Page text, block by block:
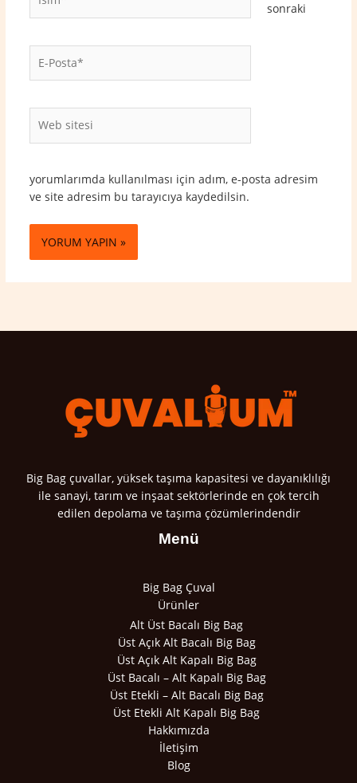
Posta*
sitesi
sonraki
yorumlarımda kullanılması için adım, e-posta adresim
ve site adresim bu tarayıcıya kaydedilsin.
Big Bag çuvallar, yüksek taşıma kapasitesi ve dayanıklılığı
ile sanayi, tarım ve inşaat sektörlerinde en çok tercih
edilen depolama ve taşıma çözümlerindendir
Menü
Big Bag Çuval
Ürünler
Alt Üst Bacalı Big Bag
Üst Açık Alt Bacalı Big Bag
Üst Açık Alt Kapalı Big Bag
Üst Bacalı – Alt Kapalı Big Bag
Üst Etekli – Alt Bacalı Big Bag
Üst Etekli Alt Kapalı Big Bag
Hakkımızda
İletişim
Blog